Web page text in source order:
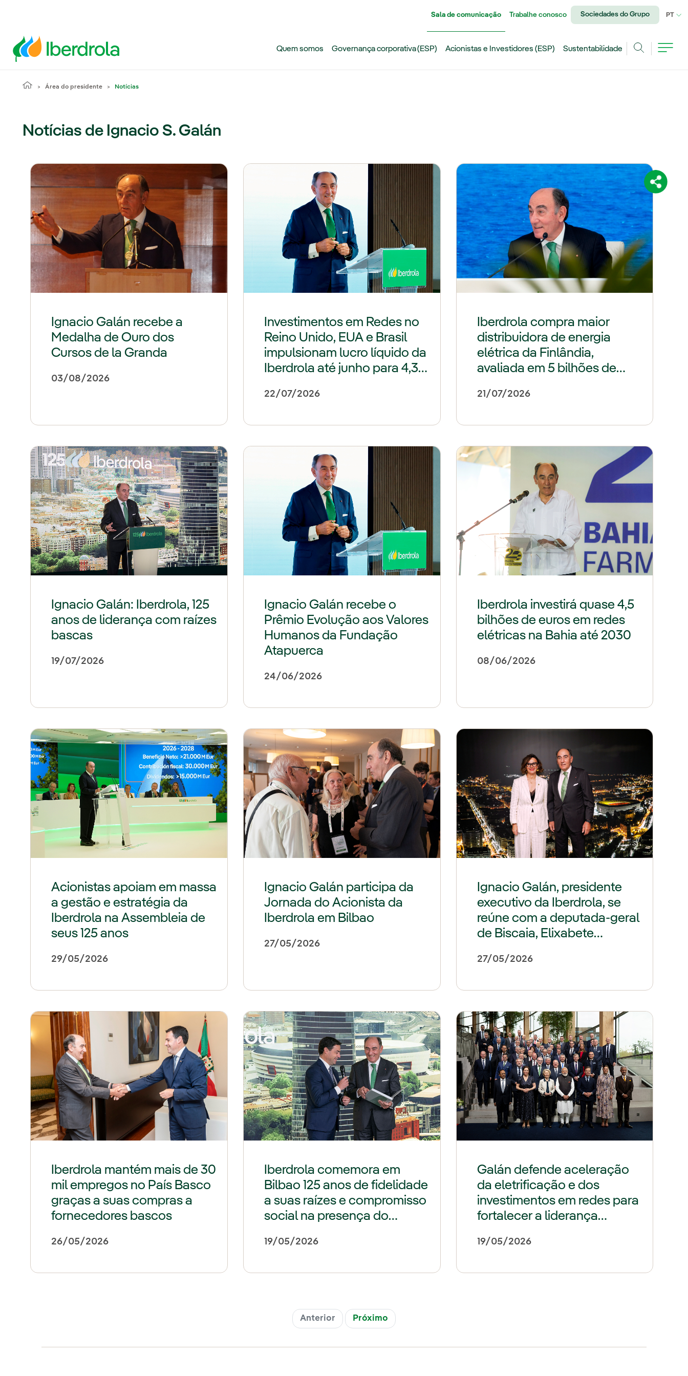
Sala de comunicação Trabalhe conosco Sociedades do Grupo PT
Quem somos Governança corporativa (ESP) Acionistas e Investidores (ESP)
Sustentabilidade
Área do presidente Notícias
Notícias de Ignacio S. Galán
Ignacio Galán recebe a
Medalha de Ouro dos
Cursos de la Granda
03/08/2026
Investimentos em Redes no
Reino Unido, EUA e Brasil
impulsionam lucro líquido da
Iberdrola até junho para 4,34
22/07/2026
Iberdrola compra maior
distribuidora de energia
elétrica da Finlândia,
avaliada em 5 bilhões de
21/07/2026
Ignacio Galán: Iberdrola, 125
anos de liderança com raízes
bascas
19/07/2026
Ignacio Galán recebe o
Prêmio Evolução aos Valores
Humanos da Fundação
Atapuerca
24/06/2026
Iberdrola investirá quase 4,5
bilhões de euros em redes
elétricas na Bahia até 2030
08/06/2026
Acionistas apoiam em massa
a gestão e estratégia da
Iberdrola na Assembleia de
seus 125 anos
29/05/2026
Ignacio Galán participa da
Jornada do Acionista da
Iberdrola em Bilbao
27/05/2026
Ignacio Galán, presidente
executivo da Iberdrola, se
reúne com a deputada-geral
de Biscaia, Elixabete
27/05/2026
Iberdrola mantém mais de 30
mil empregos no País Basco
graças a suas compras a
fornecedores bascos
26/05/2026
Iberdrola comemora em
Bilbao 125 anos de fidelidade
a suas raízes e compromisso
social na presença do
19/05/2026
Galán defende aceleração
da eletrificação e dos
investimentos em redes para
fortalecer a liderança
19/05/2026
Anterior Próximo